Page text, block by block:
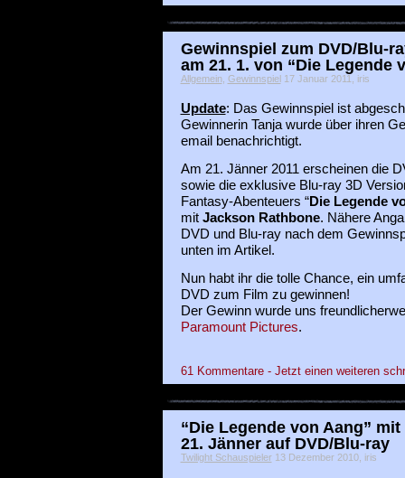
Gewinnspiel zum DVD/Blu-
am 21. 1. von “Die Legende
Allgemein, Gewinnspiel17 Januar 2011, iris
Update: Das Gewinnspiel ist
Gewinnerin Tanja wurde über ihren
email benachrichtigt.
Am 21. Jänner 2011 erscheinen die
sowie die exklusive Blu-ray 3D
Fantasy-Abenteuers “Die Legende
mit Jackson Rathbone. Nähere
DVD und Blu-ray nach dem
unten im Artikel.
Nun habt ihr die tolle Chance, ein
DVD zum Film zu gewinnen!
Der Gewinn wurde uns
Paramount Pictures.
61 Kommentare - Jetzt einen weiteren
“Die Legende von Aang”
21. Jänner auf DVD/Blu-ray
Twilight Schauspieler13 Dezember 2010, iris